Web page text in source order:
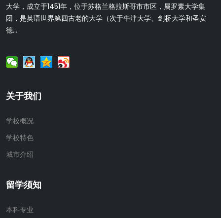
大学，成立于1451年，位于苏格兰格拉斯哥市市区，属罗素大学集
团，是英语世界第四古老的大学（次于牛津大学、剑桥大学和圣安
德...
关于我们
学校概况
学校特色
城市介绍
留学须知
本科专业